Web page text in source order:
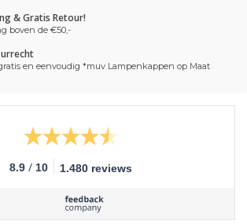
& Gratis Retour!
boven de €50,-
en eenvoudig *muv Lampenkappen op Maat
8.9 / 10 1.480 reviews